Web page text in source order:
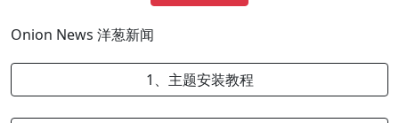
Onion News 洋葱新闻
1、主题安装教程